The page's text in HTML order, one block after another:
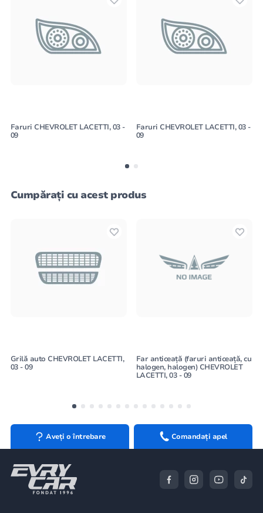
Faruri CHEVROLET LACETTI, 03 -
09
Faruri CHEVROLET LACETTI, 03 -
09
Cumpărați cu acest produs
Grilă auto CHEVROLET LACETTI,
03 - 09
Far anticeață (faruri anticeață, cu
halogen, halogen) CHEVROLET
LACETTI, 03 - 09
Aveți o întrebare Comandați apel